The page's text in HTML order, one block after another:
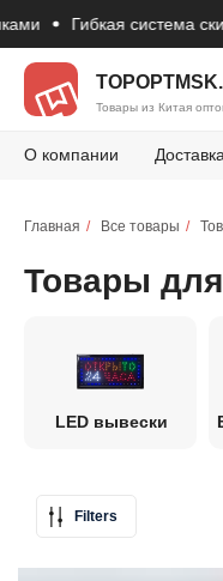
Гибкая система скидок
Товары из Китая
О компании Доставка
Главная / Все товары /
Товары
LED вывески
Filters